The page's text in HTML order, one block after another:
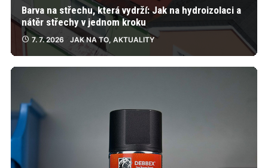
Barva na střechu, která vydrží: Jak na hydroizolaci a
nátěr střechy v jednom kroku
7. 7. 2026 JAK NA TO, AKTUALITY